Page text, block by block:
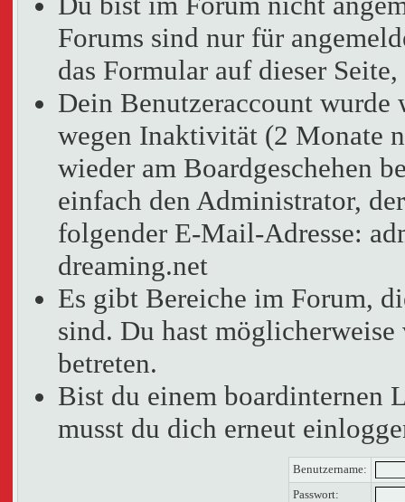
Forums sind nur für
das Formular auf dieser
Dein Benutzeraccount wurde
wegen Inaktivität (2 Monate
wieder am Boardgeschehen
einfach den Administrator,
folgender E-Mail-Adresse:
dreaming.net
Es gibt Bereiche im Forum,
sind. Du hast
betreten.
Bist du einem boardinternen
musst du dich erneut
Benutzername:
Passwort: